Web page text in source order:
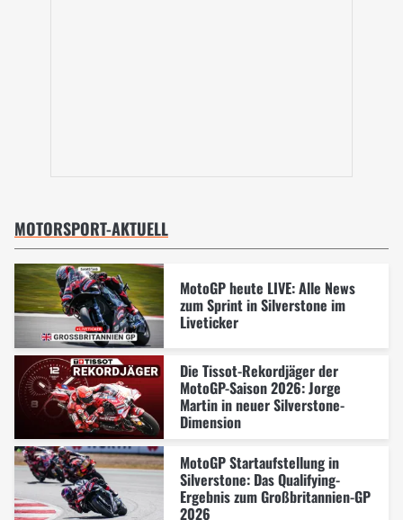
MOTORSPORT-AKTUELL
MotoGP heute LIVE: Alle News
zum Sprint in Silverstone im
Liveticker
Die Tissot-Rekordjäger der
MotoGP-Saison 2026: Jorge
Martin in neuer Silverstone-
Dimension
MotoGP Startaufstellung in
Silverstone: Das Qualifying-
Ergebnis zum Großbritannien-GP
2026